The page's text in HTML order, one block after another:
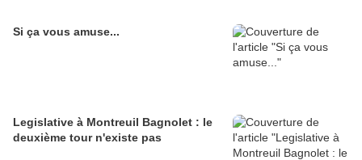
Si ça vous amuse...
Legislative à Montreuil Bagnolet : le
deuxième tour n'existe pas